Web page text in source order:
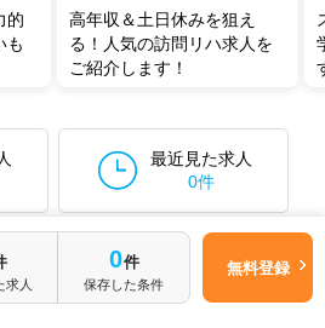
的
も
高年収＆土日休みを狙え
る！人気の訪問リハ求人を
ご紹介します！
最近見た求人
0件
条件から再検索する
求人
0件
保存した条件
無料登録